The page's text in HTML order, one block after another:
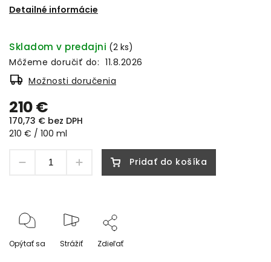
Detailné informácie
210 €
170,73 € bez DPH
210 € / 100 ml
Skladom v predajni (2 ks)
Môžeme doručiť do: 11.8.2026
Možnosti doručenia
Pridať do košíka
Opýtať sa Strážiť Zdieľať